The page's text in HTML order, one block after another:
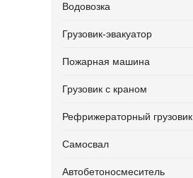
Водовозка
Грузовик-эвакуатор
Пожарная машина
Грузовик с краном
Рефрижераторный грузовик
Самосвал
Автобетоносмеситель